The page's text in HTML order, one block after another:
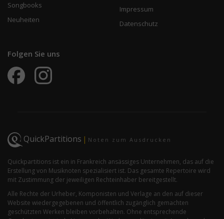
Songbooks
Neuheiten
Impressum
Datenschutz
Folgen Sie uns
QuickPartitions | Noten zum Ausdrucken
Quickpartitions ist ein in Frankreich ansässiges Unternehmen, das auf die
Erstellung von Musiknoten spezialisiert ist. Das gesamte Repertoire wird
mit Zustimmung der jeweiligen Rechteinhaber bereitgestellt.
Alle Rechte der Urheber, Komponisten und Verlage an den auf dieser
Website wiedergegebenen und öffentlich zugänglich gemachten
geschützten Werken bleiben vorbehalten. Ohne entsprechende